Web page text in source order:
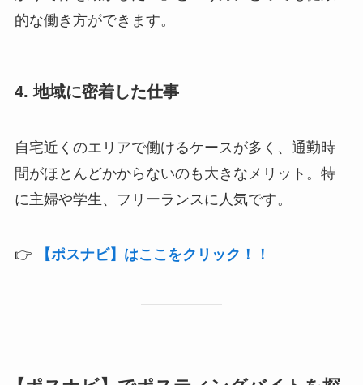
的な働き方ができます。
4. 地域に密着した仕事
自宅近くのエリアで働けるケースが多く、通勤時
間がほとんどかからないのも大きなメリット。特
に主婦や学生、フリーランスに人気です。
👉 【ポスナビ】はここをクリック！！